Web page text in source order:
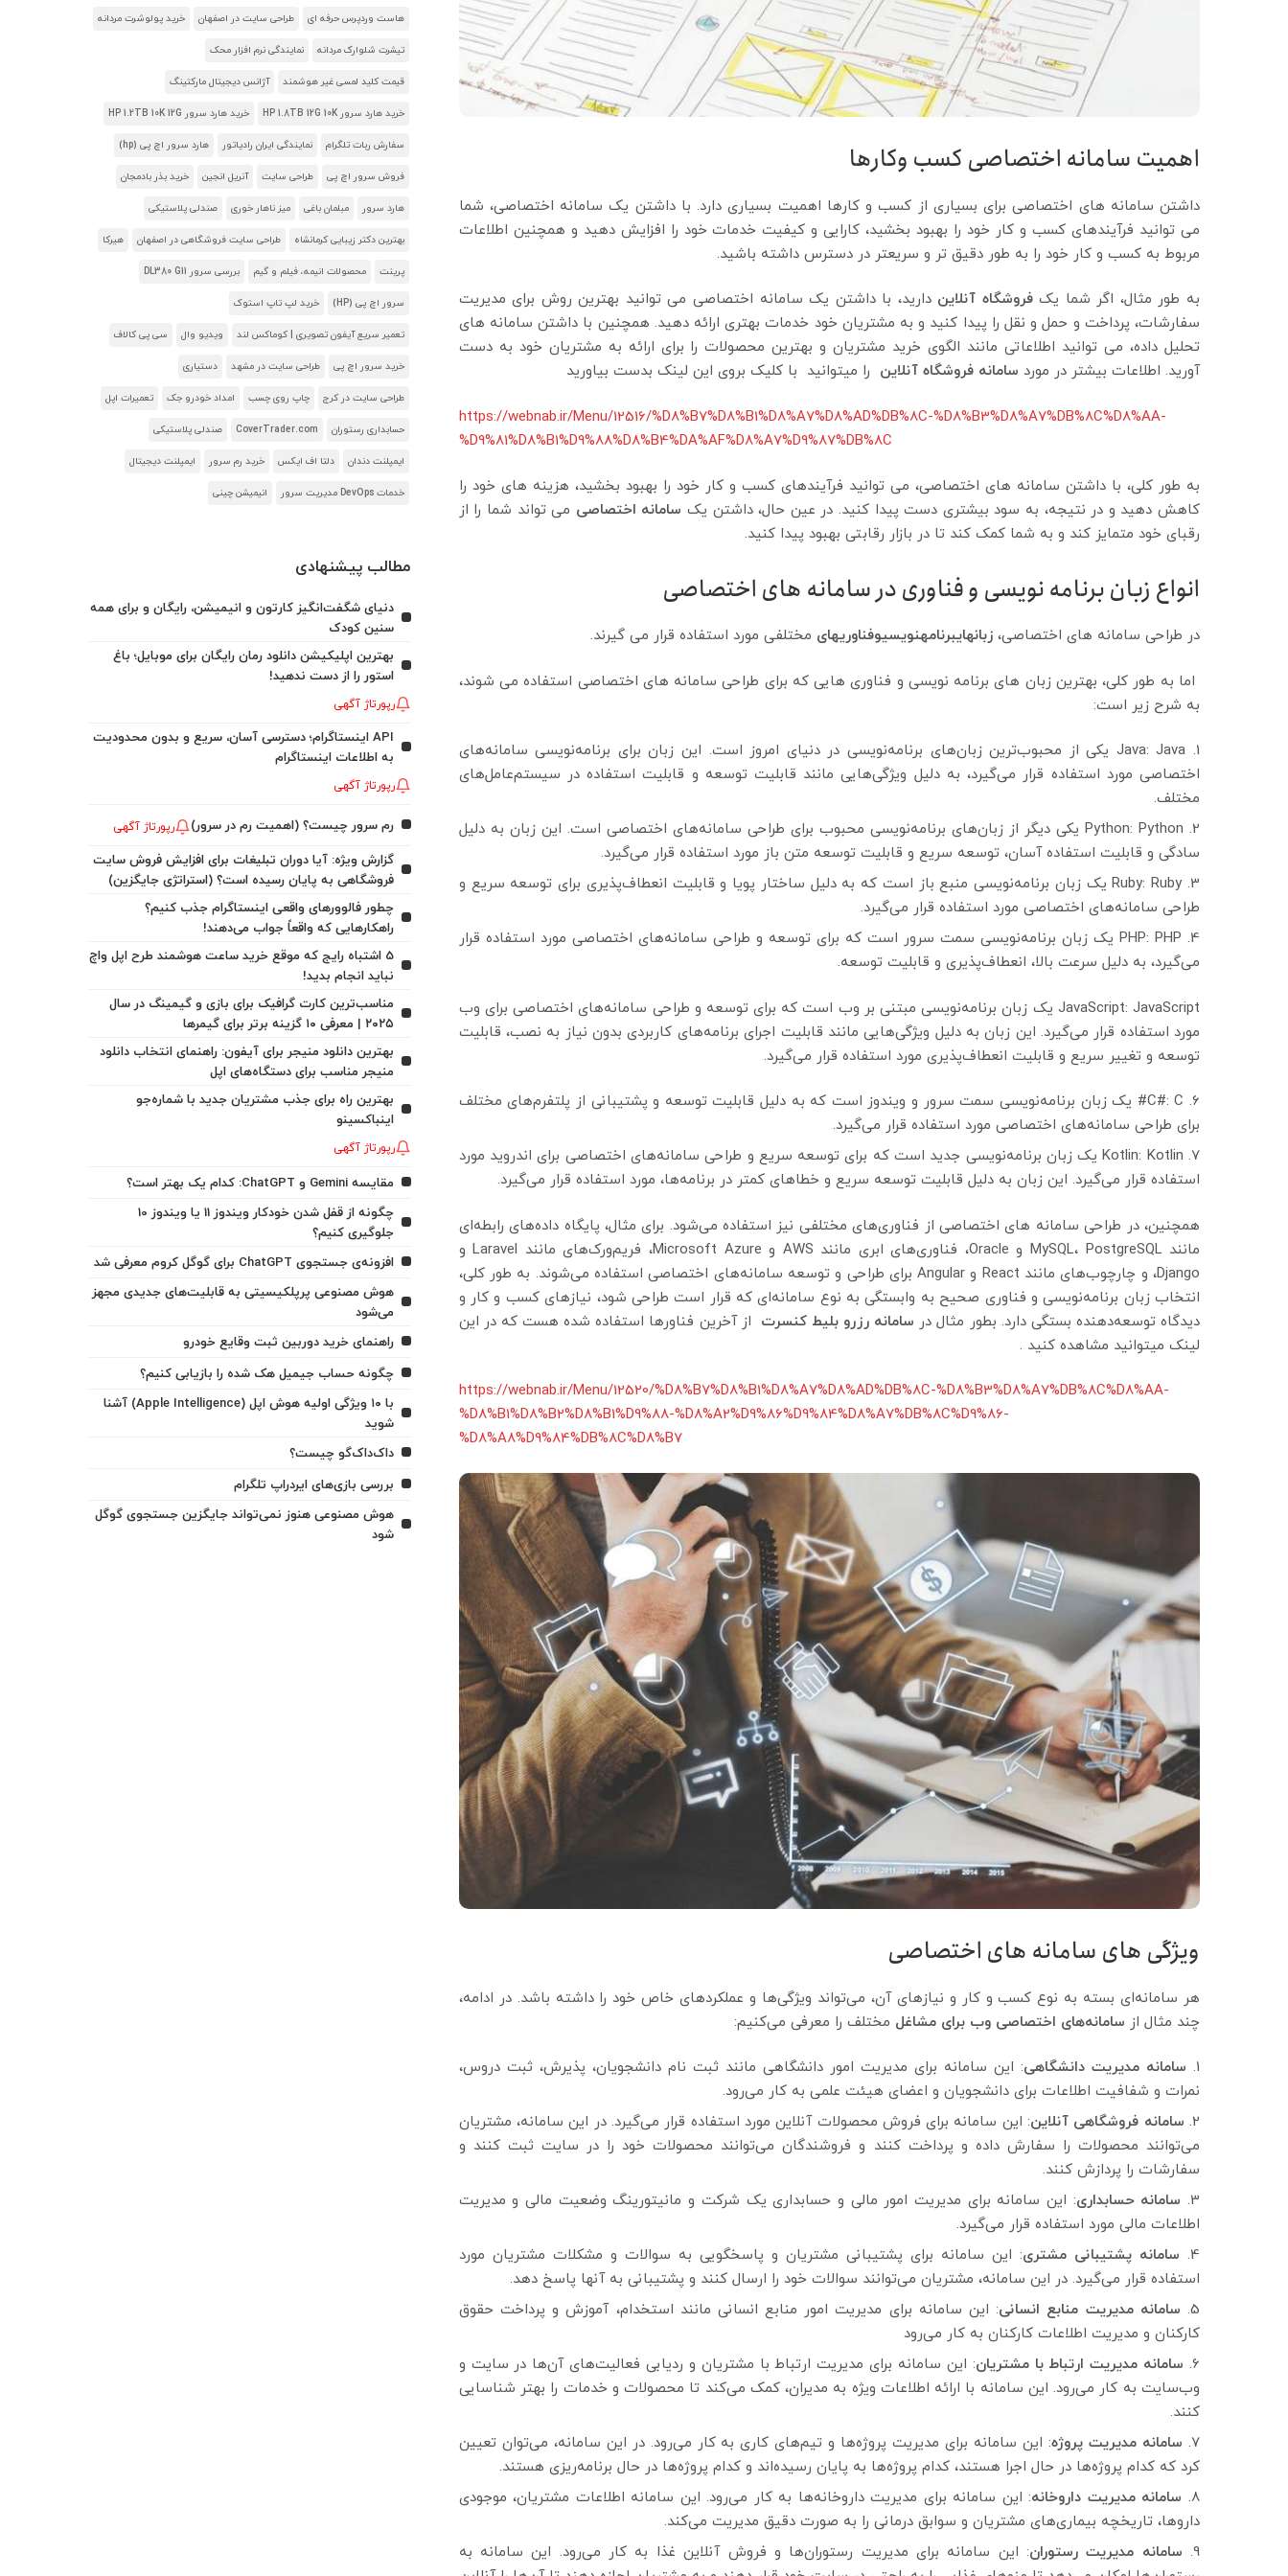
اهمیت سامانه اختصاصی کسب وکارها
داشتن سامانه های اختصاصی برای بسیاری از کسب و کارها اهمیت بسیاری دارد. با داشتن یک سامانه اختصاصی، شما
می توانید فرآیندهای کسب و کار خود را بهبود بخشید، کارایی و کیفیت خدمات خود را افزایش دهید و همچنین اطلاعات
مربوط به کسب و کار خود را به طور دقیق تر و سریعتر در دسترس داشته باشید.
به طور مثال، اگر شما یکفروشگاه آنلاین دارید، با داشتن یک سامانه اختصاصی می توانید بهترین روش برای مدیریت
سفارشات، پرداخت و حمل و نقل را پیدا کنید و به مشتریان خود خدمات بهتری ارائه دهید. همچنین با داشتن سامانه های
تحلیل داده، می توانید اطلاعاتی مانند الگوی خرید مشتریان و بهترین محصولات را برای ارائه به مشتریان خود به دست
آورید. اطلاعات بیشتر در مورد سامانه فروشگاه آنلاین را میتوانید با کلیک بروی این لینک بدست بیاورید
https://webnab.ir/Menu/12516/%D8%B7%D8%B1%D8%A7%D8%AD%DB%8C-%D8%B3%D8%A7%DB%8C%D8%AA-
%D9%81%D8%B1%D9%88%D8%B4%DA%AF%D8%A7%D9%87%DB%8C
به طور کلی، با داشتن سامانه های اختصاصی، می توانید فرآیندهای کسب و کار خود را بهبود بخشید، هزینه های خود را
کاهش دهید و در نتیجه، به سود بیشتری دست پیدا کنید. در عین حال، داشتن یک سامانه اختصاصی می تواند شما را از
رقبای خود متمایز کند و به شما کمک کند تا در بازار رقابتی بهبود پیدا کنید.
انواع زبان برنامه نویسی و فناوری در سامانه های اختصاصی
در طراحی سامانه های اختصاصی، زبانهایبرنامهنویسیوفناوریهای مختلفی مورد استفاده قرار می گیرند.
اما به طور کلی، بهترین زبان های برنامه نویسی و فناوری هایی که برای طراحی سامانه های اختصاصی استفاده می شوند،
به شرح زیر است:
Java: Java یکی از محبوب‌ترین زبان‌های برنامه‌نویسی در دنیای امروز است. این زبان برای برنامه‌نویسی سامانه‌های
اختصاصی مورد استفاده قرار می‌گیرد، به دلیل ویژگی‌هایی مانند قابلیت توسعه و قابلیت استفاده در سیستم‌عامل‌های
مختلف.
Python: Python یکی دیگر از زبان‌های برنامه‌نویسی محبوب برای طراحی سامانه‌های اختصاصی است. این زبان به دلیل
سادگی و قابلیت استفاده آسان، توسعه سریع و قابلیت توسعه متن باز مورد استفاده قرار می‌گیرد.
Ruby: Ruby یک زبان برنامه‌نویسی منبع باز است که به دلیل ساختار پویا و قابلیت انعطاف‌پذیری برای توسعه سریع و
طراحی سامانه‌های اختصاصی مورد استفاده قرار می‌گیرد.
PHP: PHP یک زبان برنامه‌نویسی سمت سرور است که برای توسعه و طراحی سامانه‌های اختصاصی مورد استفاده قرار
می‌گیرد، به دلیل سرعت بالا، انعطاف‌پذیری و قابلیت توسعه.
JavaScript: JavaScript یک زبان برنامه‌نویسی مبتنی بر وب است که برای توسعه و طراحی سامانه‌های اختصاصی برای وب
مورد استفاده قرار می‌گیرد. این زبان به دلیل ویژگی‌هایی مانند قابلیت اجرای برنامه‌های کاربردی بدون نیاز به نصب، قابلیت
توسعه و تغییر سریع و قابلیت انعطاف‌پذیری مورد استفاده قرار می‌گیرد.
C#: C# یک زبان برنامه‌نویسی سمت سرور و ویندوز است که به دلیل قابلیت توسعه و پشتیبانی از پلتفرم‌های مختلف
برای طراحی سامانه‌های اختصاصی مورد استفاده قرار می‌گیرد.
Kotlin: Kotlin یک زبان برنامه‌نویسی جدید است که برای توسعه سریع و طراحی سامانه‌های اختصاصی برای اندروید مورد
استفاده قرار می‌گیرد. این زبان به دلیل قابلیت توسعه سریع و خطاهای کمتر در برنامه‌ها، مورد استفاده قرار می‌گیرد.
همچنین، در طراحی سامانه های اختصاصی از فناوری‌های مختلفی نیز استفاده می‌شود. برای مثال، پایگاه داده‌های رابطه‌ای
مانند MySQL، PostgreSQL و Oracle، فناوری‌های ابری مانند AWS و Microsoft Azure، فریم‌ورک‌های مانند Laravel و
Django، و چارچوب‌های مانند React و Angular برای طراحی و توسعه سامانه‌های اختصاصی استفاده می‌شوند. به طور کلی،
انتخاب زبان برنامه‌نویسی و فناوری صحیح به وابستگی به نوع سامانه‌ای که قرار است طراحی شود، نیازهای کسب و کار و
دیدگاه توسعه‌دهنده بستگی دارد. بطور مثال در سامانه رزرو بلیط کنسرت از آخرین فناورها استفاده شده هست که در این
لینک میتوانید مشاهده کنید .
https://webnab.ir/Menu/12520/%D8%B7%D8%B1%D8%A7%D8%AD%DB%8C-%D8%B3%D8%A7%DB%8C%D8%AA-
%D8%B1%D8%B2%D8%B1%D9%88-%D8%A2%D9%86%D9%84%D8%A7%DB%8C%D9%86-
%D8%A8%D9%84%DB%8C%D8%B7
ویژگی های سامانه های اختصاصی
هر سامانه‌ای بسته به نوع کسب و کار و نیازهای آن، می‌تواند ویژگی‌ها و عملکردهای خاص خود را داشته باشد. در ادامه،
چند مثال از سامانه‌های اختصاصی وب برای مشاغل مختلف را معرفی می‌کنیم:
سامانه مدیریت دانشگاهی: این سامانه برای مدیریت امور دانشگاهی مانند ثبت نام دانشجویان، پذیرش، ثبت دروس،
نمرات و شفافیت اطلاعات برای دانشجویان و اعضای هیئت علمی به کار می‌رود.
سامانه فروشگاهی آنلاین: این سامانه برای فروش محصولات آنلاین مورد استفاده قرار می‌گیرد. در این سامانه، مشتریان
می‌توانند محصولات را سفارش داده و پرداخت کنند و فروشندگان می‌توانند محصولات خود را در سایت ثبت کنند و
سفارشات را پردازش کنند.
سامانه حسابداری: این سامانه برای مدیریت امور مالی و حسابداری یک شرکت و مانیتورینگ وضعیت مالی و مدیریت
اطلاعات مالی مورد استفاده قرار می‌گیرد.
سامانه پشتیبانی مشتری: این سامانه برای پشتیبانی مشتریان و پاسخگویی به سوالات و مشکلات مشتریان مورد
استفاده قرار می‌گیرد. در این سامانه، مشتریان می‌توانند سوالات خود را ارسال کنند و پشتیبانی به آنها پاسخ دهد.
سامانه مدیریت منابع انسانی: این سامانه برای مدیریت امور منابع انسانی مانند استخدام، آموزش و پرداخت حقوق
کارکنان و مدیریت اطلاعات کارکنان به کار می‌رود
سامانه مدیریت ارتباط با مشتریان: این سامانه برای مدیریت ارتباط با مشتریان و ردیابی فعالیت‌های آن‌ها در سایت و
وب‌سایت به کار می‌رود. این سامانه با ارائه اطلاعات ویژه به مدیران، کمک می‌کند تا محصولات و خدمات را بهتر شناسایی
کنند.
سامانه مدیریت پروژه: این سامانه برای مدیریت پروژه‌ها و تیم‌های کاری به کار می‌رود. در این سامانه، می‌توان تعیین
کرد که کدام پروژه‌ها در حال اجرا هستند، کدام پروژه‌ها به پایان رسیده‌اند و کدام پروژه‌ها در حال برنامه‌ریزی هستند.
سامانه مدیریت داروخانه: این سامانه برای مدیریت داروخانه‌ها به کار می‌رود. این سامانه اطلاعات مشتریان، موجودی
داروها، تاریخچه بیماری‌های مشتریان و سوابق درمانی را به صورت دقیق مدیریت می‌کند.
سامانه مدیریت رستوران: این سامانه برای مدیریت رستوران‌ها و فروش آنلاین غذا به کار می‌رود. این سامانه به
هاست وردپرس حرفه ای طراحی سایت در اصفهان خرید پولوشرت مردانه
تیشرت شلوارک مردانه نمایندگی نرم افزار محک
قیمت کلید لمسی غیر هوشمند آژانس دیجیتال مارکتینگ
خرید هارد سرور HP 1.8TB 12G 10K خرید هارد سرور HP 1.2TB 10K 12G
سفارش ربات تلگرام نمایندگی ایران رادیاتور هارد سرور اچ پی (hp)
فروش سرور اچ پی طراحی سایت آنریل انجین خرید بذر بادمجان
هارد سرور مبلمان باغی میز ناهار خوری صندلی پلاستیکی
بهترین دکتر زیبایی کرمانشاه طراحی سایت فروشگاهی در اصفهان هیرکا
پرینت محصولات انیمه، فیلم و گیم بررسی سرور DL380 G11
سرور اچ پی (HP) خرید لپ تاپ استوک
تعمیر سریع آیفون تصویری | کوماکس لند ویدیو وال سی پی کالاف
خرید سرور اچ پی طراحی سایت در مشهد دستیاری
طراحی سایت در کرج چاپ روی چسب امداد خودرو جک تعمیرات اپل
حسابداری رستوران CoverTrader.com صندلی پلاستیکی
ایمپلنت دندان دلتا اف ایکس خرید رم سرور ایمپلنت دیجیتال
خدمات DevOps مدیریت سرور انیمیشن چینی
مطالب پیشنهادی
دنیای شگفت‌انگیز کارتون و انیمیشن، رایگان و برای همه
سنین کودک
بهترین اپلیکیشن دانلود رمان رایگان برای موبایل؛ باغ
استور را از دست ندهید!
رپورتاژ آگهی
API اینستاگرام؛ دسترسی آسان، سریع و بدون محدودیت
به اطلاعات اینستاگرام
رپورتاژ آگهی
رم سرور چیست؟ (اهمیت رم در سرور) رپورتاژ آگهی
گزارش ویژه: آیا دوران تبلیغات برای افزایش فروش سایت
فروشگاهی به پایان رسیده است؟ (استراتژی جایگزین)
چطور فالوورهای واقعی اینستاگرام جذب کنیم؟
راهکارهایی که واقعاً جواب می‌دهند!
5 اشتباه رایج که موقع خرید ساعت هوشمند طرح اپل واچ
نباید انجام بدید!
مناسب‌ترین کارت گرافیک برای بازی و گیمینگ در سال
۲۰۲۵ | معرفی ۱۰ گزینه برتر برای گیمرها
بهترین دانلود منیجر برای آیفون: راهنمای انتخاب دانلود
منیجر مناسب برای دستگاه‌های اپل
بهترین راه برای جذب مشتریان جدید با شماره‌جو
اینباکسینو
رپورتاژ آگهی
مقایسه Gemini و ChatGPT: کدام یک بهتر است؟
چگونه از قفل شدن خودکار ویندوز 11 یا ویندوز 10
جلوگیری کنیم؟
افزونه‌ی جستجوی ChatGPT برای گوگل کروم معرفی شد
هوش مصنوعی پرپلکیسیتی به قابلیت‌های جدیدی مجهز
می‌شود
راهنمای خرید دوربین ثبت وقایع خودرو
چگونه حساب جیمیل هک شده را بازیابی کنیم؟
با ۱۰ ویژگی اولیه هوش اپل (Apple Intelligence) آشنا
شوید
داک‌داک‌گو چیست؟
بررسی بازی‌های ایردراپ تلگرام
هوش مصنوعی هنوز نمی‌تواند جایگزین جستجوی گوگل
شود